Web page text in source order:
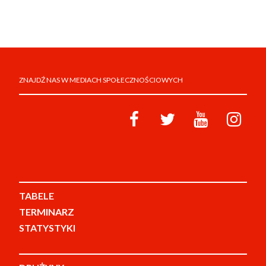
ZNAJDŹ NAS W MEDIACH SPOŁECZNOŚCIOWYCH
TABELE
TERMINARZ
STATYSTYKI